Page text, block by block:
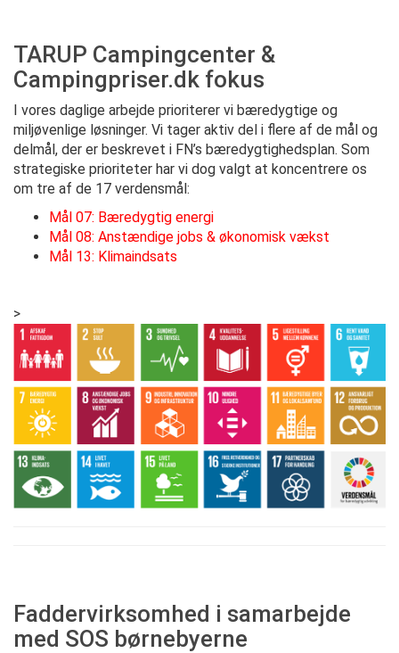
TARUP Campingcenter &
Campingpriser.dk fokus
I vores daglige arbejde prioriterer vi bæredygtige og
miljøvenlige løsninger. Vi tager aktiv del i flere af de mål og
delmål, der er beskrevet i FN’s bæredygtighedsplan. Som
strategiske prioriteter har vi dog valgt at koncentrere os
om tre af de 17 verdensmål:
Mål 07: Bæredygtig energi
Mål 08: Anstændige jobs & økonomisk vækst
Mål 13: Klimaindsats
>
Faddervirksomhed i samarbejde
med SOS børnebyerne